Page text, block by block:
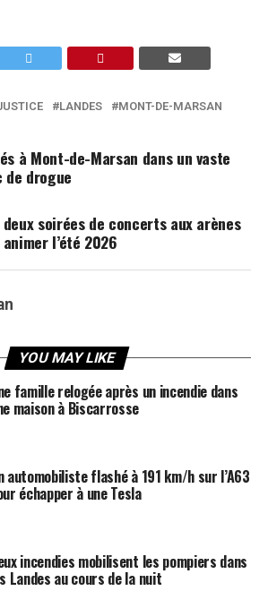
LANDES MONT-DE-MARSAN
à Mont-de-Marsan dans un vaste
drogue
soirées de concerts aux arènes
l’été 2026
YOU MAY LIKE
famille relogée après un incendie dans
maison à Biscarrosse
automobiliste flashé à 191 km/h sur l’A63
échapper à une Tesla
incendies mobilisent les pompiers dans
Landes au cours de la nuit